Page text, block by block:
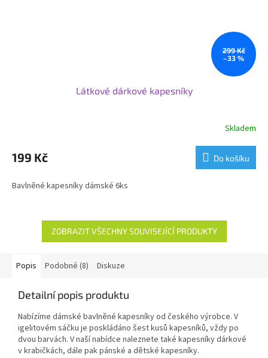
299 Kč
–33 %
Látkové dárkové kapesníky
Skladem
199 Kč Do košíku
Bavlněné kapesníky dámské 6ks
ZOBRAZIT VŠECHNY SOUVISEJÍCÍ PRODUKTY
Popis Podobné (8) Diskuze
Detailní popis produktu
Nabízíme dámské bavlněné kapesníky od českého výrobce. V
igelitovém sáčku je poskládáno šest kusů kapesníků, vždy po
dvou barvách. V naší nabídce naleznete také kapesníky dárkové
v krabičkách, dále pak pánské a dětské kapesníky.